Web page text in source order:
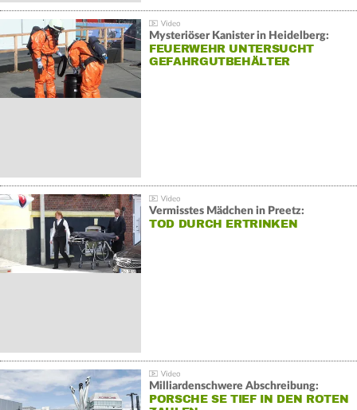
Mysteriöser Kanister in Heidelberg:
FEUERWEHR UNTERSUCHT
GEFAHRGUTBEHÄLTER
Vermisstes Mädchen in Preetz:
TOD DURCH ERTRINKEN
Milliardenschwere Abschreibung:
PORSCHE SE TIEF IN DEN ROTEN